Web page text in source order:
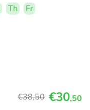
Th
Fr
€38,50 €30,50